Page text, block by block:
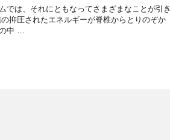
では、それにともなってさまざまなことが引き
抑圧されたエネルギーが脊椎からとりのぞか
中 …